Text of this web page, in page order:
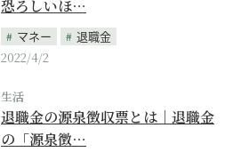
恐ろしいほ…
マネー
退職金
2022/4/2
生活
退職金の源泉徴収票とは｜退職金
の「源泉徴…